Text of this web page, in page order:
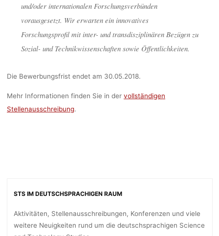
und/oder internationalen Forschungsverbünden
vorausgesetzt. Wir erwarten ein innovatives
Forschungsprofil mit inter- und transdisziplinären Bezügen zu
Sozial- und Technikwissenschaften sowie Öffentlichkeiten.
Die Bewerbungsfrist endet am 30.05.2018.
Mehr Informationen finden Sie in der vollständigen
Stellenausschreibung.
STS IM DEUTSCHSPRACHIGEN RAUM
Aktivitäten, Stellenausschreibungen, Konferenzen und viele
weitere Neuigkeiten rund um die deutschsprachigen Science